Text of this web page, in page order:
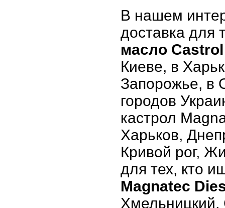
В нашем
доставка для
масло
Киеве, в
Запорожье, в
городов
кастрол
Харьков,
Кривой рог,
для тех, кто
Magnatec
Хмельницкий,